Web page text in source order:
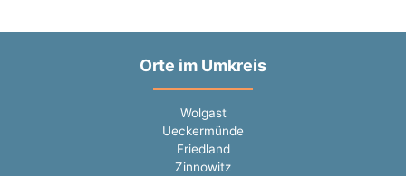
Orte im Umkreis
Wolgast
Ueckermünde
Friedland
Zinnowitz